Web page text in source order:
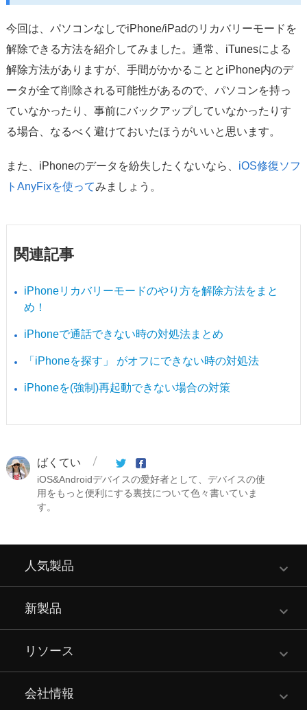
今回は、パソコンなしでiPhone/iPadのリカバリーモードを
解除できる方法を紹介してみました。通常、iTunesによる
解除方法がありますが、手間がかかることとiPhone内のデ
ータが全て削除される可能性があるので、パソコンを持っ
ていなかったり、事前にバックアップしていなかったりす
る場合、なるべく避けておいたほうがいいと思います。
また、iPhoneのデータを紛失したくないなら、 iOS修復ソフ
トAnyFixを使ってみましょう。
関連記事
iPhoneリカバリーモードのやり方を解除方法をまと
め！
iPhoneで通話できない時の対処法まとめ
「iPhoneを探す」 がオフにできない時の対処法
iPhoneを(強制)再起動できない場合の対策
ばくてい
iOS&Androidデバイスの愛好者として、デバイスの使
用をもっと便利にする裏技について色々書いていま
す。
人気製品
新製品
リソース
会社情報